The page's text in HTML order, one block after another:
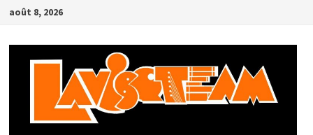
Passer
contenu
août 8, 2026